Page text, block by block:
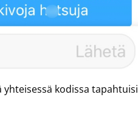
kodissa tapahtuisi